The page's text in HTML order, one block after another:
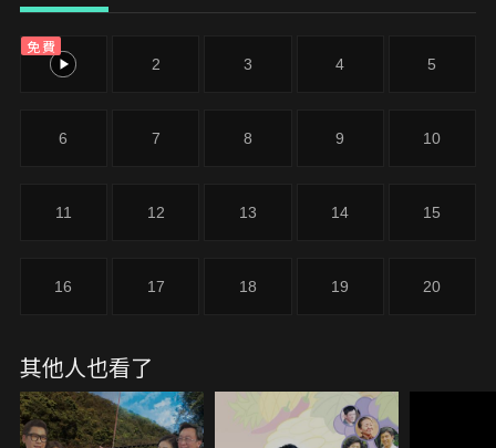
爸跟媽媽（秋乃華 飾）商量，媽媽不同意，因為家裡
少個人幫忙，但爸爸堅持讓美金繼續升學，美金也很
免費
1 2 3 4 5
6 7 8 9 10
11 12 13 14 15
16 17 18 19 20
其他人也看了